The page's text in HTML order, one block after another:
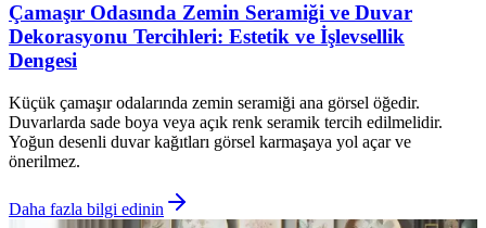
Çamaşır Odasında Zemin Seramiği ve Duvar
Dekorasyonu Tercihleri: Estetik ve İşlevsellik
Dengesi
Küçük çamaşır odalarında zemin seramiği ana görsel öğedir.
Duvarlarda sade boya veya açık renk seramik tercih edilmelidir.
Yoğun desenli duvar kağıtları görsel karmaşaya yol açar ve
önerilmez.
Daha fazla bilgi edinin